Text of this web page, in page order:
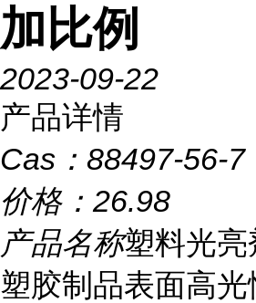
加比例
2023-09-22
产品详情
Cas： 88497-56-7
价格： 26.98
产品名称塑料光亮
塑胶制品表面高